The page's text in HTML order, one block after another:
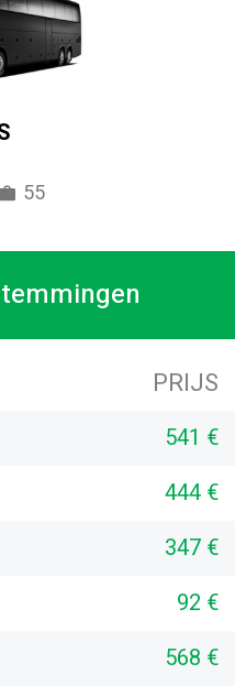
55
PRIJS
541 €
444 €
347 €
92 €
568 €